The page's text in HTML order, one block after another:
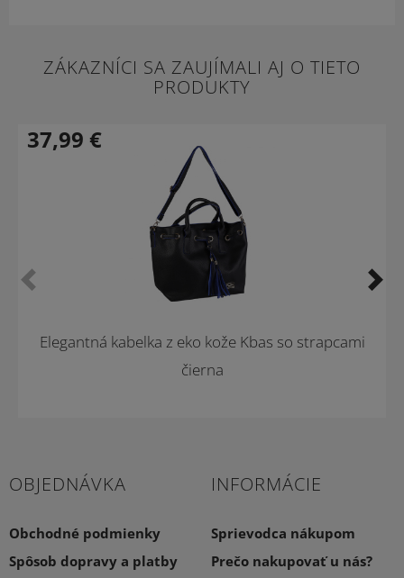
ZÁKAZNÍCI SA ZAUJÍMALI AJ O TIETO
PRODUKTY
Elegantná kabelka z eko kože Kbas so strapcami
čierna
37,99 €
OBJEDNÁVKA
Obchodné podmienky
Spôsob dopravy a platby
INFORMÁCIE
Sprievodca nákupom
Prečo nakupovať u nás?